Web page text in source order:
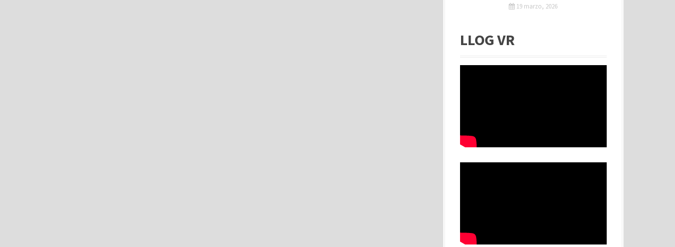
19 marzo, 2026
LLOG VR